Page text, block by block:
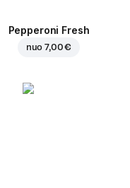
Pepperoni Fresh
nuo7,00 €